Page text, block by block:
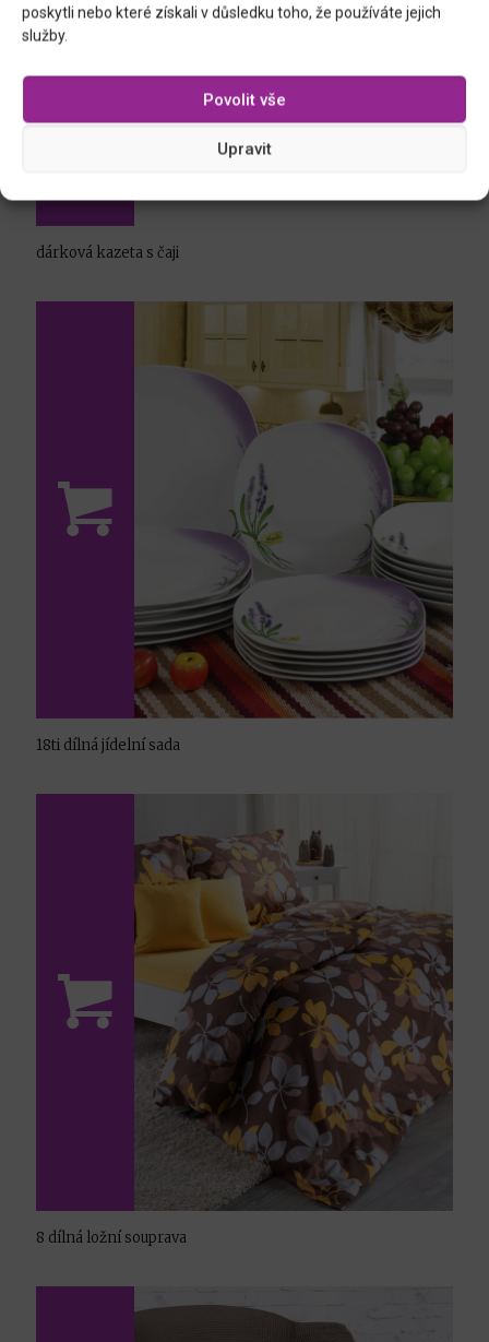
poskytli nebo které získali v důsledku toho, že používáte jejich
služby.
Povolit vše
Upravit
dárková kazeta s čaji
18ti dílná jídelní sada
8 dílná ložní souprava